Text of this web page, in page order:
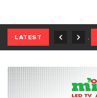
LATEST